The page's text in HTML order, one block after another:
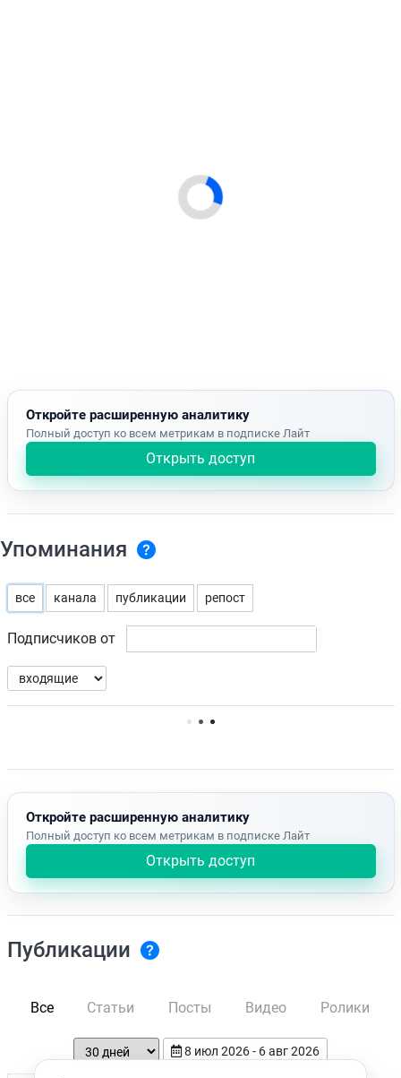
Откройте расширенную аналитику
Полный доступ ко всем метрикам в подписке Лайт
Открыть доступ
Упоминания
все канала публикации репост
Подписчиков от
Нет доступных упоминаний.
Откройте расширенную аналитику
Полный доступ ко всем метрикам в подписке Лайт
Открыть доступ
Публикации
Все Статьи Посты Видео Ролики
8 июл 2026 - 6 авг 2026